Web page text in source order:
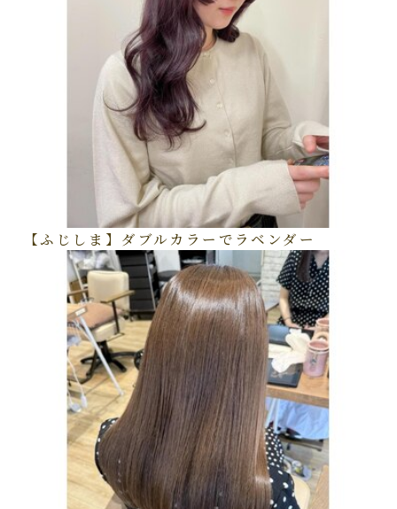
【ふじしま】ダブルカラーでラベンダー